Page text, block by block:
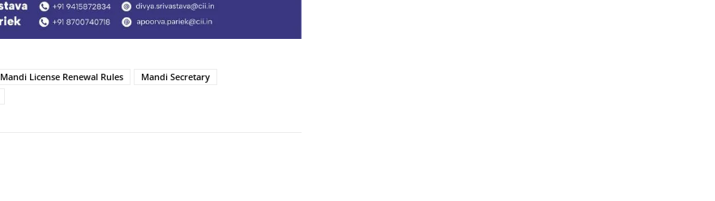
Mandi License Renewal Rules
Mandi Secretary